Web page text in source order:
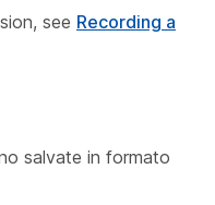
see Recording a
salvate in formato